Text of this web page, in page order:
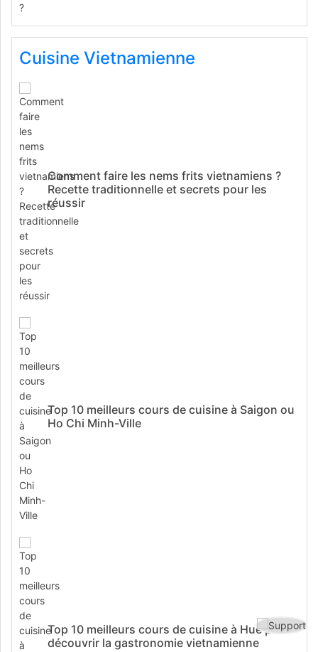
Cuisine Vietnamienne
Comment faire les nems frits vietnamiens ?
Recette traditionnelle et secrets pour les
réussir
Top 10 meilleurs cours de cuisine à Saigon ou
Ho Chi Minh-Ville
Top 10 meilleurs cours de cuisine à Hue pour
découvrir la gastronomie vietnamienne